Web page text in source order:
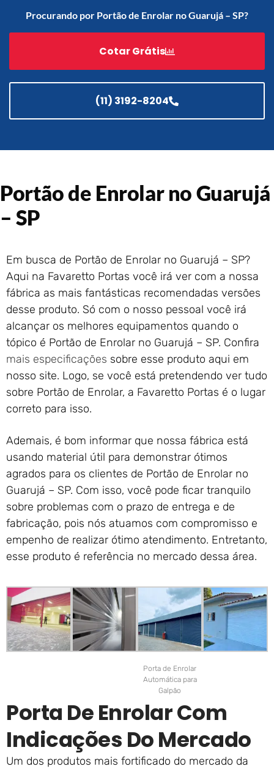
Enrolar em Teresópolis – RJ
Aldeia – RJ
Portão de Garagem de
Enrolar em São João de
Meriti – RJ
Portão de Garagem de
Enrolar em Queimados – RJ
Enrolar em Paraty – RJ
Portão de Garagem de
Enrolar em Nova Iguaçu – RJ
Portão de Garagem de
Enrolar em Nova Friburgo –
RJ
Procurando por Portão de Enrolar no Guarujá – SP?
Cotar Grátis
(11) 3192-8204
Portão de Enrolar no Guarujá
– SP
Em busca de Portão de Enrolar no Guarujá – SP?
Aqui na Favaretto Portas você irá ver com a nossa
fábrica as mais fantásticas recomendadas versões
desse produto. Só com o nosso pessoal você irá
alcançar os melhores equipamentos quando o
tópico é Portão de Enrolar no Guarujá – SP. Confira
mais especificações sobre esse produto aqui em
nosso site. Logo, se você está pretendendo ver tudo
sobre Portão de Enrolar, a Favaretto Portas é o lugar
correto para isso.
Ademais, é bom informar que nossa fábrica está
usando material útil para demonstrar ótimos
agrados para os clientes de Portão de Enrolar no
Guarujá – SP. Com isso, você pode ficar tranquilo
sobre problemas com o prazo de entrega e de
fabricação, pois nós atuamos com compromisso e
empenho de realizar ótimo atendimento. Entretanto,
esse produto é referência no mercado dessa área.
Porta de Enrolar
Automática para
Galpão
Porta De Enrolar Com
Indicações Do Mercado
Um dos produtos mais fortificado do mercado da